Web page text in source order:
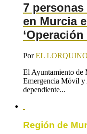
7
en Murcia
‘Operación
PorEL
El Ayuntamiento de
Emergencia Móvil
dependiente...
Región de